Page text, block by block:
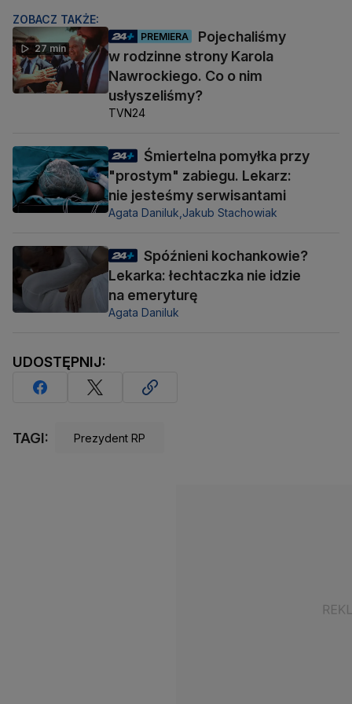
ZOBACZ TAKŻE:
27 min
PREMIERA
Pojechaliśmy
w rodzinne strony Karola
Nawrockiego. Co o nim
usłyszeliśmy?
TVN24
Śmiertelna pomyłka przy
"prostym" zabiegu. Lekarz:
nie jesteśmy serwisantami
Agata Daniluk,Jakub Stachowiak
Spóźnieni kochankowie?
Lekarka: łechtaczka nie idzie
na emeryturę
Agata Daniluk
UDOSTĘPNIJ:
TAGI: Prezydent RP